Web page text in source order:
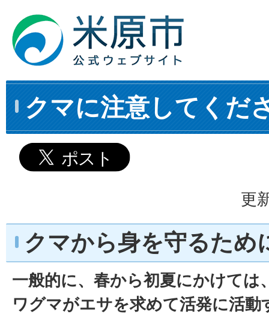
クマに注意してくだ
更
クマから身を守るため
一般的に、春から初夏にかけては
ワグマがエサを求めて活発に活